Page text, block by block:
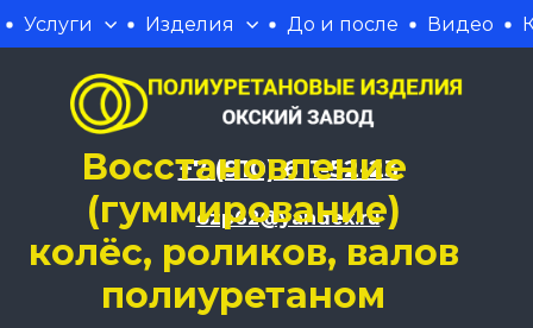
Услуги Изделия До и после Видео
+7 (910) 611-52-23
ozp62@yandex.ru
Восстановление
(гуммирование)
колёс, роликов, валов
полиуретаном